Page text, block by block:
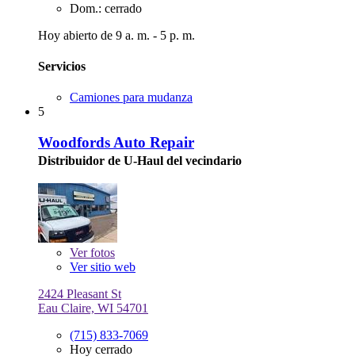
Dom.: cerrado
Hoy abierto de 9 a. m. - 5 p. m.
Servicios
Camiones para mudanza
5
Woodfords Auto Repair
Distribuidor de U-Haul del vecindario
Verfotos
Ver sitio web
2424 Pleasant St
Eau Claire, WI 54701
(715) 833-7069
Hoy cerrado